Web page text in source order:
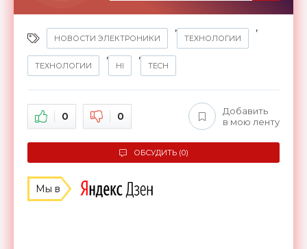
НОВОСТИ ЭЛЕКТРОНИКИ
,
ТЕХНОЛОГИИ
,
ТЕХНОЛОГИИ
,
HI
,
TECH
0 0
Добавить
в мою ленту
ОБСУДИТЬ (0)
Мы в